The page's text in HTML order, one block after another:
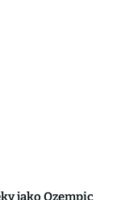
jako Ozempic